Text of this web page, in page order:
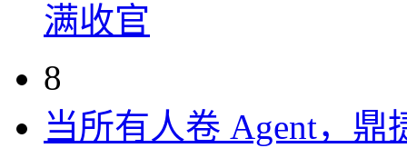
满收官
8
当所有人卷 Agent，